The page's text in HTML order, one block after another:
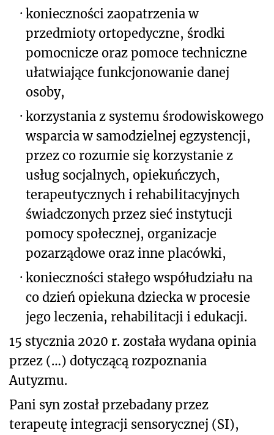
· konieczności zaopatrzenia w
przedmioty ortopedyczne, środki
pomocnicze oraz pomoce techniczne
ułatwiające funkcjonowanie danej
osoby,
· korzystania z systemu środowiskowego
wsparcia w samodzielnej egzystencji,
przez co rozumie się korzystanie z
usług socjalnych, opiekuńczych,
terapeutycznych i rehabilitacyjnych
świadczonych przez sieć instytucji
pomocy społecznej, organizacje
pozarządowe oraz inne placówki,
· konieczności stałego współudziału na
co dzień opiekuna dziecka w procesie
jego leczenia, rehabilitacji i edukacji.
15 stycznia 2020 r. została wydana opinia
przez (…) dotyczącą rozpoznania
Autyzmu.
Pani syn został przebadany przez
terapeutę integracji sensorycznej (SI),